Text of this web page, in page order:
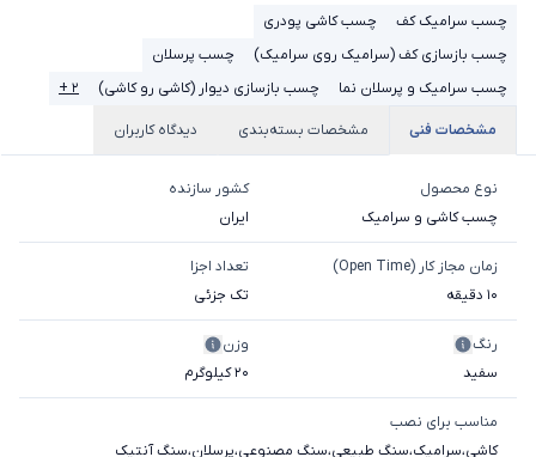
چسب سرامیک کف
چسب کاشی پودری
چسب بازسازی کف (سرامیک روی سرامیک)
چسب پرسلان
چسب سرامیک و پرسلان نما
چسب بازسازی دیوار (کاشی رو کاشی) ۲ +
مشخصات فنی مشخصات بسته‌بندی دیدگاه کاربران
نوع محصول
چسب کاشی و سرامیک
کشور سازنده
ایران
زمان مجاز کار (Open Time)
10 دقیقه
تعداد اجزا
تک جزئی
رنگ
سفید
وزن
20 کیلوگرم
مناسب برای نصب
کاشی،سرامیک،سنگ طبیعی،سنگ مصنوعی،پرسلان،سنگ آنتیک